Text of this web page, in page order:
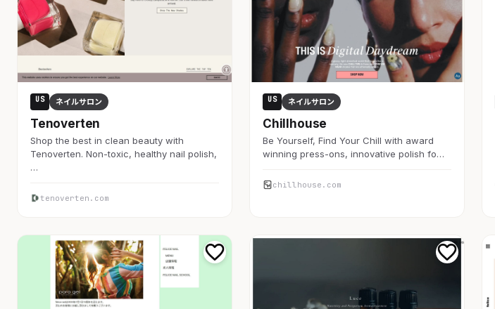
US ネイルサロン
Tenoverten
Shop the best in clean beauty with
Tenoverten. Non-toxic, healthy nail polish,
…
tenoverten.com
US ネイルサロン
Chillhouse
Be Yourself, Find Your Chill with award
winning press-ons, innovative polish fo…
chillhouse.com